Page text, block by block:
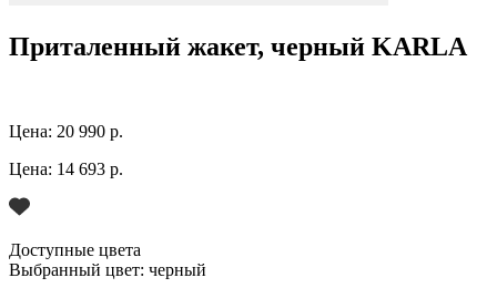
Приталенный жакет, черный KARLA
Цена: 20 990 р.
Цена: 14 693 р.
Доступные цвета
Выбранный цвет: черный